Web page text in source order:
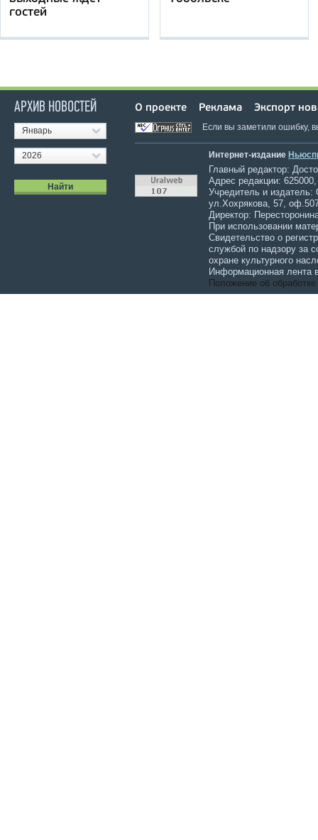
гостей
АРХИВ НОВОСТЕЙ
Январь
2026
О проекте Реклама Экспорт
Если вы заметили ошибку,
Интернет-издание
Главный редактор:
Адрес редакции:
Учредитель и
ул.Хохрякова, 57,
Директор:
При использовании
Свидетельство о
службой по надзору за
охране культурного
Информационная лента
Положение об